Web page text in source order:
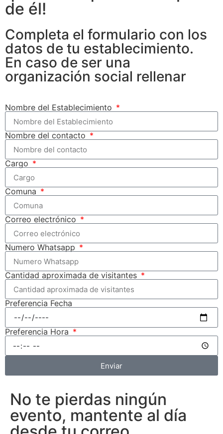
de él!
Completa el formulario con los
datos de tu establecimiento.
En caso de ser una
organización social rellenar
Nombre del Establecimiento
Nombre del contacto
Cargo
Comuna
Correo electrónico
Numero Whatsapp
Cantidad aproximada de visitantes
Preferencia Fecha
Preferencia Hora
Enviar
No te pierdas ningún
evento, mantente al día